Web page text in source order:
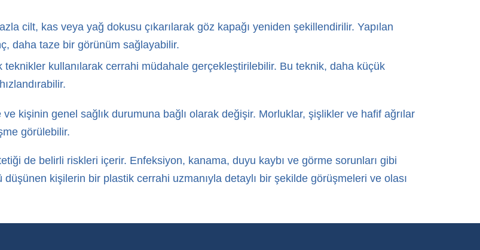
cilt, kas veya yağ dokusu çıkarılarak göz kapağı yeniden şekillendirilir. Yapılan
daha taze bir görünüm sağlayabilir.
kullanılarak cerrahi müdahale gerçekleştirilebilir. Bu teknik, daha küçük
kişinin genel sağlık durumuna bağlı olarak değişir. Morluklar, şişlikler ve hafif ağrılar
görülebilir.
de belirli riskleri içerir. Enfeksiyon, kanama, duyu kaybı ve görme sorunları gibi
kişilerin bir plastik cerrahi uzmanıyla detaylı bir şekilde görüşmeleri ve olası